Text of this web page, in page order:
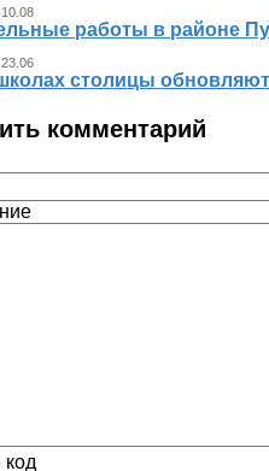
работы в районе
столицы
комментарий
код